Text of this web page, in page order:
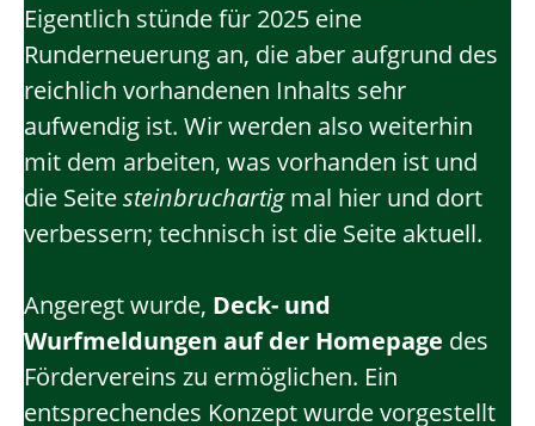
Eigentlich stünde für 2025 eine
Runderneuerung an, die aber aufgrund des
reichlich vorhandenen Inhalts sehr
aufwendig ist. Wir werden also weiterhin
mit dem arbeiten, was vorhanden ist und
die Seitesteinbruchartigmal hier und dort
verbessern; technisch ist die Seite aktuell.
Angeregt wurde, Deck- und
Wurfmeldungen auf der Homepage des
Fördervereins zu ermöglichen. Ein
entsprechendes Konzept wurde vorgestellt